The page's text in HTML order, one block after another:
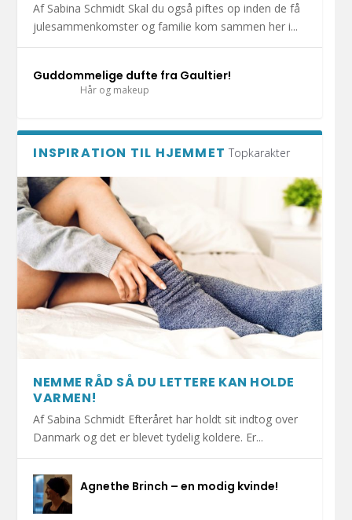
Af Sabina Schmidt Skal du også piftes op inden de få
julesammenkomster og familie kom sammen her i...
Guddommelige dufte fra Gaultier!
Hår og makeup
INSPIRATION TIL HJEMMET Topkarakter
NEMME RÅD SÅ DU LETTERE KAN HOLDE
VARMEN!
Af Sabina Schmidt Efteråret har holdt sit indtog over
Danmark og det er blevet tydelig koldere. Er...
Agnethe Brinch – en modig kvinde!